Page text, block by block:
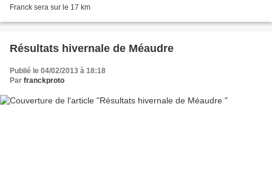
Franck sera sur le 17 km
Résultats hivernale de Méaudre
Publié le 04/02/2013 à 18:18
Par franckproto